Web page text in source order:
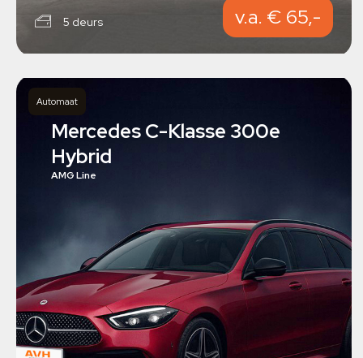
5 deurs v.a. € 65,-
Automaat
Mercedes C-Klasse 300e
Hybrid
AMG Line